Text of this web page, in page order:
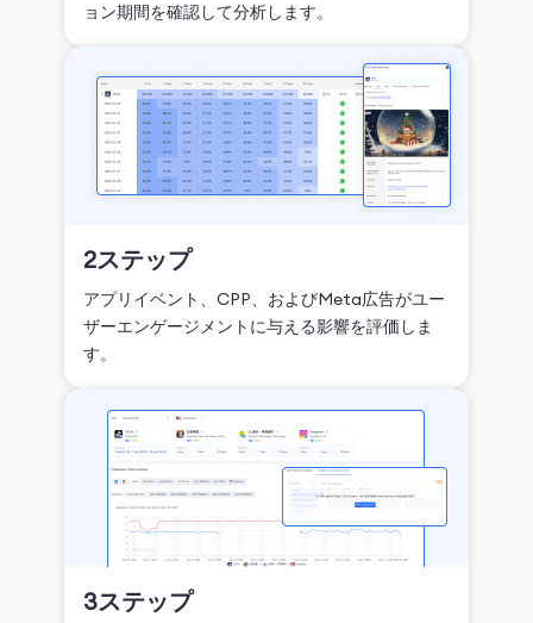
ョン期間を確認して分析します。
2ステップ
アプリイベント、CPP、およびMeta広告がユー
ザーエンゲージメントに与える影響を評価しま
す。
3ステップ